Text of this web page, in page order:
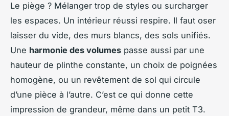
Le piège ? Mélanger trop de styles ou surcharger
les espaces. Un intérieur réussi respire. Il faut oser
laisser du vide, des murs blancs, des sols unifiés.
Une harmonie des volumes passe aussi par une
hauteur de plinthe constante, un choix de poignées
homogène, ou un revêtement de sol qui circule
d’une pièce à l’autre. C’est ce qui donne cette
impression de grandeur, même dans un petit T3.